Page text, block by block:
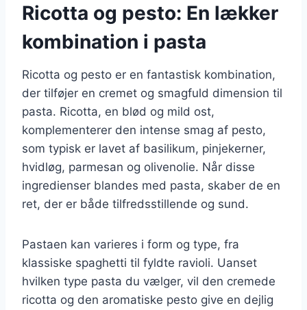
Ricotta og pesto: En lækker
kombination i pasta
Ricotta og pesto er en fantastisk kombination,
der tilføjer en cremet og smagfuld dimension til
pasta. Ricotta, en blød og mild ost,
komplementerer den intense smag af pesto,
som typisk er lavet af basilikum, pinjekerner,
hvidløg, parmesan og olivenolie. Når disse
ingredienser blandes med pasta, skaber de en
ret, der er både tilfredsstillende og sund.
Pastaen kan varieres i form og type, fra
klassiske spaghetti til fyldte ravioli. Uanset
hvilken type pasta du vælger, vil den cremede
ricotta og den aromatiske pesto give en dejlig